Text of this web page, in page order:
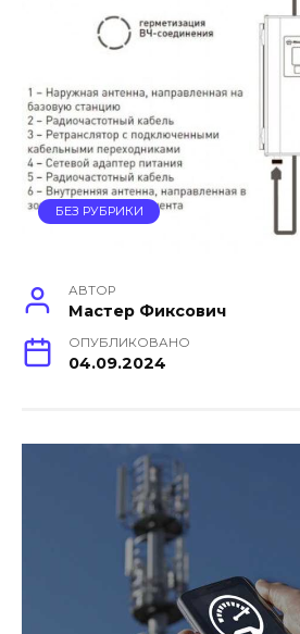
БЕЗ РУБРИКИ
АВТОР
Мастер Фиксович
ОПУБЛИКОВАНО
04.09.2024